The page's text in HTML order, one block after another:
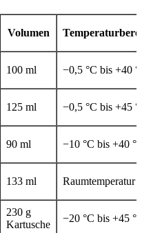
Volumen
100 ml −0,5 °C bis +40
125 ml −0,5 °C bis +45
90 ml −10 °C bis +40
133 ml Raumtemperatur
230 g
Kartusche
−20 °C bis +45